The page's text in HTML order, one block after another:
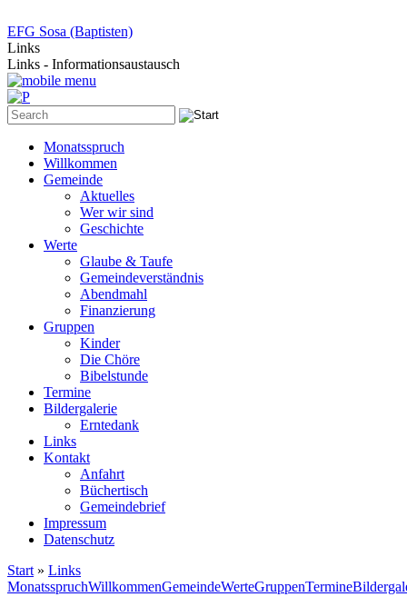
EFG Sosa (Baptisten)
Links
Links - Informationsaustausch
Monatsspruch
Willkommen
Gemeinde
Aktuelles
Wer wir sind
Geschichte
Werte
Glaube & Taufe
Gemeindeverständnis
Abendmahl
Finanzierung
Gruppen
Kinder
Die Chöre
Bibelstunde
Termine
Bildergalerie
Erntedank
Links
Kontakt
Anfahrt
Büchertisch
Gemeindebrief
Impressum
Datenschutz
Start » Links
MonatsspruchWillkommenGemeindeWerteGruppenTermine